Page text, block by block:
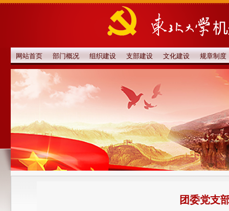
网站首页 部门概况 组织建设 支部建设 文化建设 规章制度
团委党支